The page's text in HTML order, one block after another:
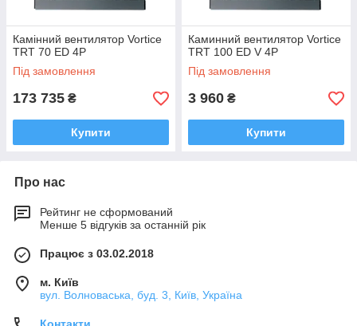
Камінний вентилятор Vortice
TRT 70 ED 4P
Під замовлення
173 735 ₴
Купити
Каминний вентилятор Vortice
TRT 100 ED V 4P
Під замовлення
3 960 ₴
Купити
Про нас
Рейтинг не сформований
Менше 5 відгуків за останній рік
Працює з 03.02.2018
м. Київ
вул. Волноваська, буд. 3, Київ, Україна